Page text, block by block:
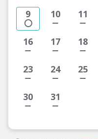
9 10 11
16 17 18
23 24 25
30 31